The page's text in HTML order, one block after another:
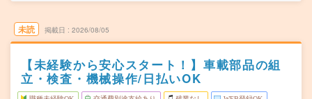
未読 掲載日 2026/08/05
【未経験から安心スタート！】車載部品の組
立・検査・機械操作/日払いOK